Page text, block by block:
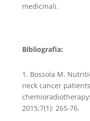
medicinali.
Bibliografia:
1. Bossola M.
neck cancer
2015;7(1): 265-76.